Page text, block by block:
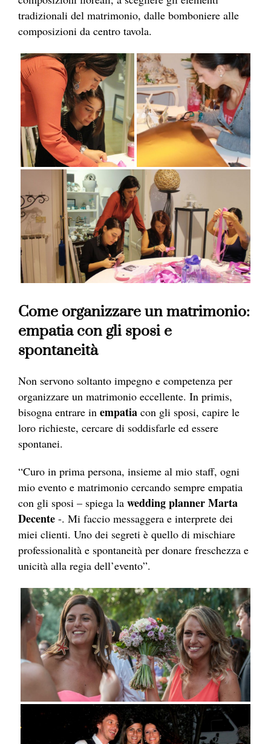
tradizionali del matrimonio, dalle bomboniere alle
composizioni da centro tavola.
Come organizzare un matrimonio:
empatia con gli sposi e
spontaneità
Non servono soltanto impegno e competenza per
organizzare un matrimonio eccellente. In primis,
bisogna entrare in empatia con gli sposi, capire le
loro richieste, cercare di soddisfarle ed essere
spontanei.
“Curo in prima persona, insieme al mio staff, ogni
mio evento e matrimonio cercando sempre empatia
con gli sposi – spiega la wedding planner Marta
Decente -. Mi faccio messaggera e interprete dei
miei clienti. Uno dei segreti è quello di mischiare
professionalità e spontaneità per donare freschezza e
unicità alla regia dell’evento”.